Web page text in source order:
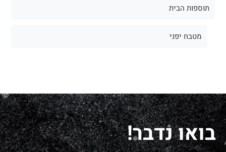
תוספות הבית
מטבח יפני
בואו נדבר!